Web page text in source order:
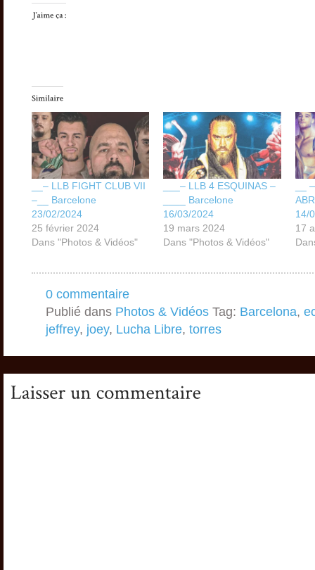
__– LLB FIGHT CLUB VII
–__ Barcelone
23/02/2024
25 février 2024
Dans "Photos & Vidéos"
___– LLB 4 ESQUINAS –
____ Barcelone
16/03/2024
19 mars 2024
Dans "Photos & Vidéos"
__
14/
17
0 commentaire
Publié dans Photos & Vidéos Tag: Barcelona,
jeffrey, joey, Lucha Libre, torres